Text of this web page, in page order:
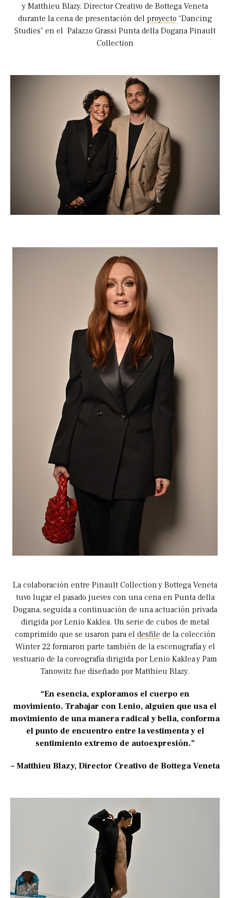
y Matthieu Blazy, Director Creativo de Bottega Veneta
durante la cena de presentación del proyecto “Dancing
Studies” en el Palazzo Grassi Punta della Dogana Pinault
Collection
La colaboración entre Pinault Collection y Bottega Veneta
tuvo lugar el pasado jueves con una cena en Punta della
Dogana, seguida a continuación de una actuación privada
dirigida por Lenio Kaklea. Un serie de cubos de metal
comprimido que se usaron para el desfile de la colección
Winter 22 formaron parte también de la escenografía y el
vestuario de la coreografía dirigida por Lenio Kaklea y Pam
Tanowitz fue diseñado por Matthieu Blazy.
“En esencia, exploramos el cuerpo en
movimiento. Trabajar con Lenio, alguien que usa el
movimiento de una manera radical y bella, conforma
el punto de encuentro entre la vestimenta y el
sentimiento extremo de autoexpresión.”
– Matthieu Blazy, Director Creativo de Bottega Veneta